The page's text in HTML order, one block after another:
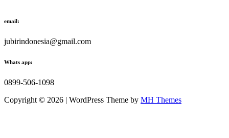
email:
jubirindonesia@gmail.com
Whats app:
0899-506-1098
Copyright © 2026 | WordPress Theme by MH Themes